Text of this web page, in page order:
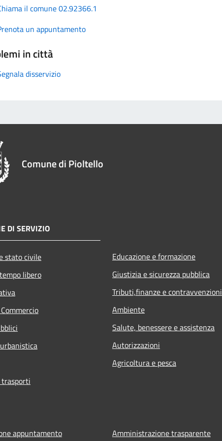
il comune 02.92366.1
un appuntamento
in città
disservizio
Comune di Pioltello
DI SERVIZIO
stato civile
libero
Educazione e formazione
Giustizia e sicurezza pubblica
Tributi,finanze e contravvenzioni
Ambiente
Salute, benessere e assistenza
Autorizzazioni
Agricoltura e pesca
appuntamento Amministrazione trasparente